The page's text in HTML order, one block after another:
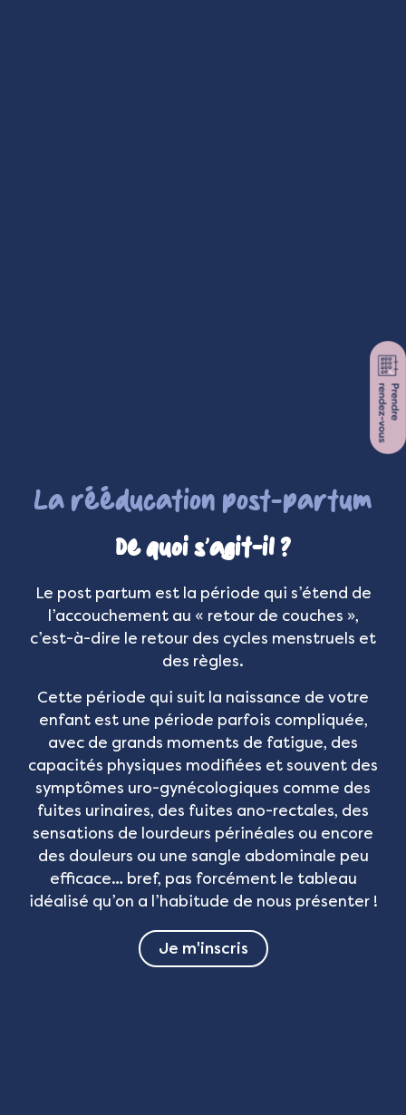
La rééducation post-partum
De quoi s’agit-il ?
Le post partum est la période qui s’étend de
l’accouchement au « retour de couches »,
c’est-à-dire le retour des cycles menstruels et
des règles.
Cette période qui suit la naissance de votre
enfant est une période parfois compliquée,
avec de grands moments de fatigue, des
capacités physiques modifiées et souvent des
symptômes uro-gynécologiques comme des
fuites urinaires, des fuites ano-rectales, des
sensations de lourdeurs périnéales ou encore
des douleurs ou une sangle abdominale peu
efficace… bref, pas forcément le tableau
idéalisé qu’on a l’habitude de nous présenter !
Je m'inscris